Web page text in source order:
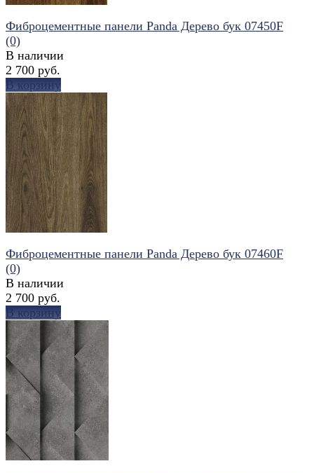
избранное сравнить
Фиброцементные панели Panda Дерево бук 07450F
(0)
В наличии
2 700 руб.
В корзину
избранное сравнить
Фиброцементные панели Panda Дерево бук 07460F
(0)
В наличии
2 700 руб.
В корзину